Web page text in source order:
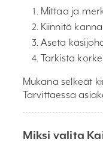
Mittaa ja
Kiinnitä
Aseta
Tarkista
Mukana selkeät
Tarvittaessa
Miksi valita